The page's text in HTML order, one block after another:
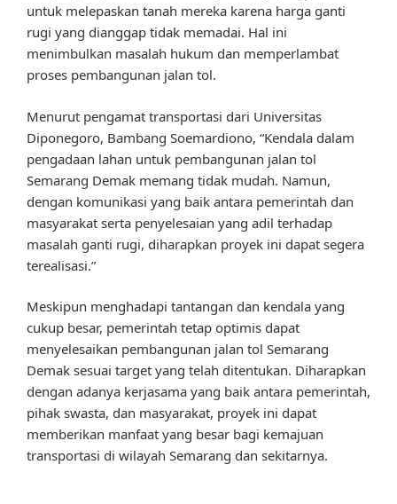
untuk melepaskan tanah mereka karena harga ganti
rugi yang dianggap tidak memadai. Hal ini
menimbulkan masalah hukum dan memperlambat
proses pembangunan jalan tol.
Menurut pengamat transportasi dari Universitas
Diponegoro, Bambang Soemardiono, “Kendala dalam
pengadaan lahan untuk pembangunan jalan tol
Semarang Demak memang tidak mudah. Namun,
dengan komunikasi yang baik antara pemerintah dan
masyarakat serta penyelesaian yang adil terhadap
masalah ganti rugi, diharapkan proyek ini dapat segera
terealisasi.”
Meskipun menghadapi tantangan dan kendala yang
cukup besar, pemerintah tetap optimis dapat
menyelesaikan pembangunan jalan tol Semarang
Demak sesuai target yang telah ditentukan. Diharapkan
dengan adanya kerjasama yang baik antara pemerintah,
pihak swasta, dan masyarakat, proyek ini dapat
memberikan manfaat yang besar bagi kemajuan
transportasi di wilayah Semarang dan sekitarnya.